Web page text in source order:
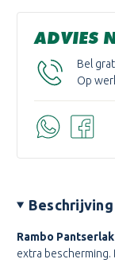
ADVIES
Bel
Op
Beschrijving
Rambo
extra bescherming.